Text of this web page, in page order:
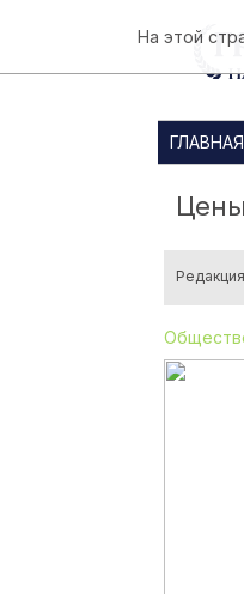
ГЛАВНАЯ
Редакция
На этой